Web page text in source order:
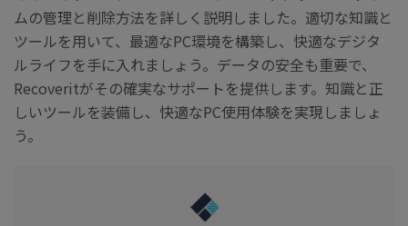
ムの管理と削除方法を詳しく説明しました。適切な知識と
ツールを用いて、最適なPC環境を構築し、快適なデジタ
ルライフを手に入れましょう。データの安全も重要で、
Recoveritがその確実なサポートを提供します。知識と正
しいツールを装備し、快適なPC使用体験を実現しましょ
う。